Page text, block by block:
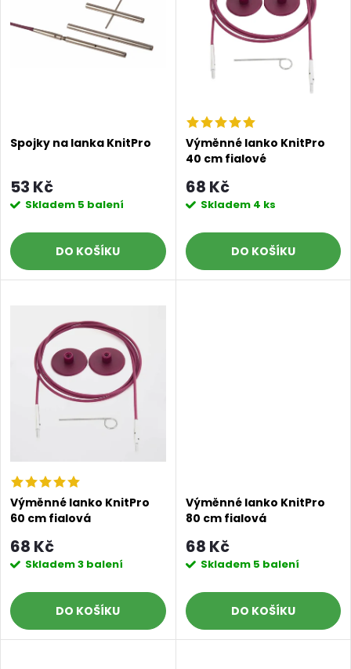
n
r
o
d
u
p
p
r
o
d
u
Spojky na lanka KnitPro
53 Kč
Skladem 5 balení
DO KOŠÍKU
Výměnné lanko KnitPro
40 cm fialové
68 Kč
Skladem 4 ks
DO KOŠÍKU
Výměnné lanko KnitPro
60 cm fialová
68 Kč
Skladem3 balení
DO KOŠÍKU
Výměnné lanko KnitPro
80 cm fialová
68 Kč
Skladem 5 balení
DO KOŠÍKU